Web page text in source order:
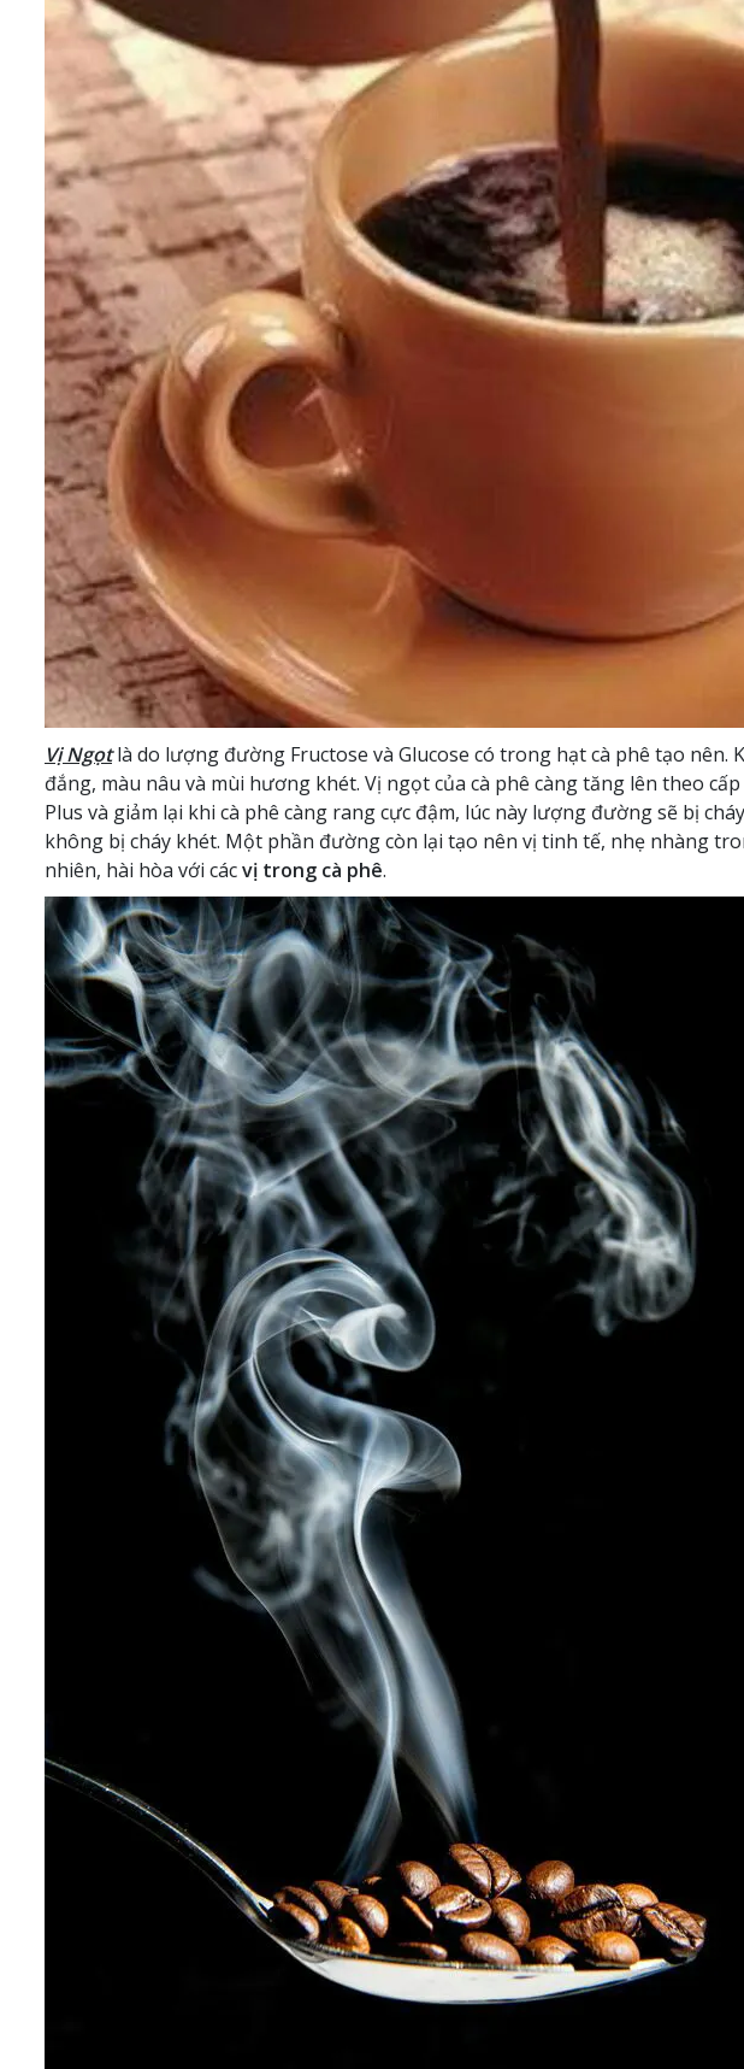
Vị Ngọtlà do lượng đường Fructose và Glucose có trong hạt cà phê tạo
đắng, màu nâu và mùi hương khét. Vị ngọt của cà phê càng tăng lên theo
Plus và giảm lại khi cà phê càng rang cực đậm, lúc này lượng đường sẽ bị
không bị cháy khét. Một phần đường còn lại tạo nên vị tinh tế, nhẹ nhàng
nhiên, hài hòa với cácvị trong cà phê.